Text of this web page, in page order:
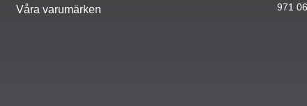
Våra varumärken
971